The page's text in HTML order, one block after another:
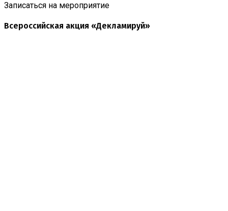
Записаться на мероприятие
Всероссийская акция «Декламируй»